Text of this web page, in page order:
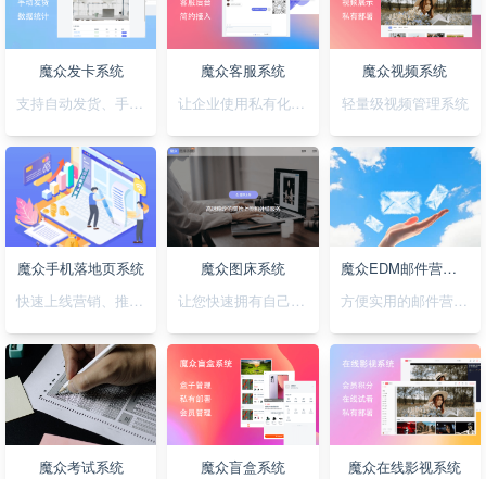
魔众发卡系统
魔众客服系统
魔众视频系统
轻量级视频管理系统
魔众手机落地页系统
快速上线营销、推广落地页，可视化拖拽创，支持手机H5/微信小程序/抖音小程序
魔众图床系统
让您快速拥有自己私有化的图床系统
魔众EDM邮件营销系统
方便实用的邮件营销系统
魔众考试系统
魔众盲盒系统
魔众在线影视系统